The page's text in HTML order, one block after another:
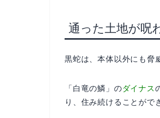
通った土地が呪
黒蛇は、本体以外にも脅
「白竜の鱗」のダイナス
り、住み続けることがで